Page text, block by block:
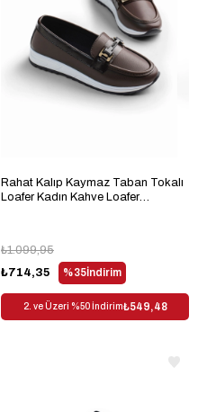
Rahat Kalıp Kaymaz Taban Tokalı
Loafer Kadın Kahve Loafer
%35İndirim
₺714,35
₺1.099,95
2. ve Üzeri %50 İndirim₺549,48